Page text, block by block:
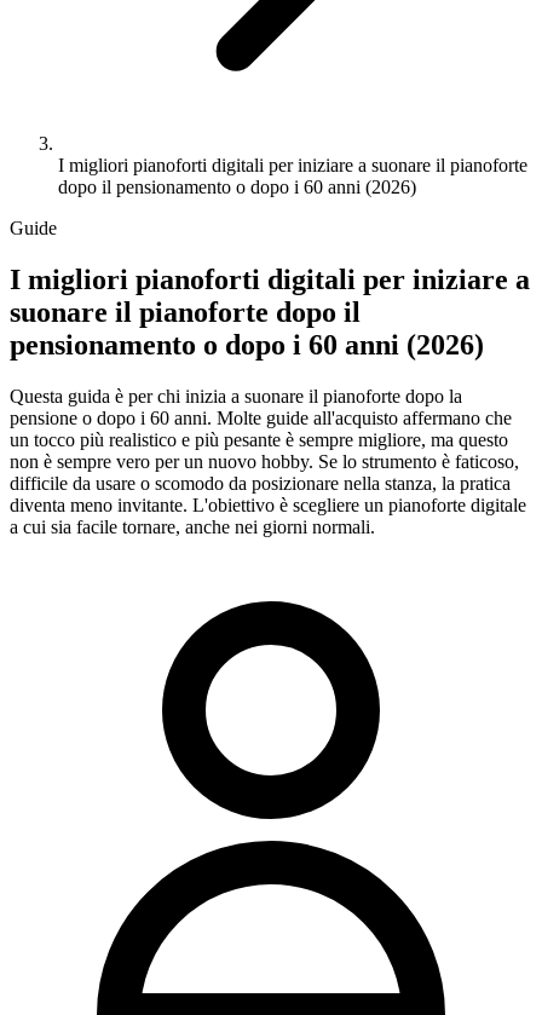
I migliori pianoforti digitali per iniziare a suonare il pianoforte
dopo il pensionamento o dopo i 60 anni (2026)
Guide
I migliori pianoforti digitali per iniziare a
suonare il pianoforte dopo il
pensionamento o dopo i 60 anni (2026)
Questa guida è per chi inizia a suonare il pianoforte dopo la
pensione o dopo i 60 anni. Molte guide all'acquisto affermano che
un tocco più realistico e più pesante è sempre migliore, ma questo
non è sempre vero per un nuovo hobby. Se lo strumento è faticoso,
difficile da usare o scomodo da posizionare nella stanza, la pratica
diventa meno invitante. L'obiettivo è scegliere un pianoforte digitale
a cui sia facile tornare, anche nei giorni normali.